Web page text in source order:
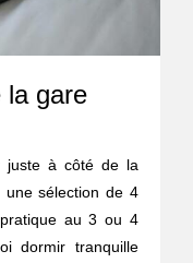
la gare
juste à côté de la
une sélection de 4
au 3 ou 4
dormir tranquille